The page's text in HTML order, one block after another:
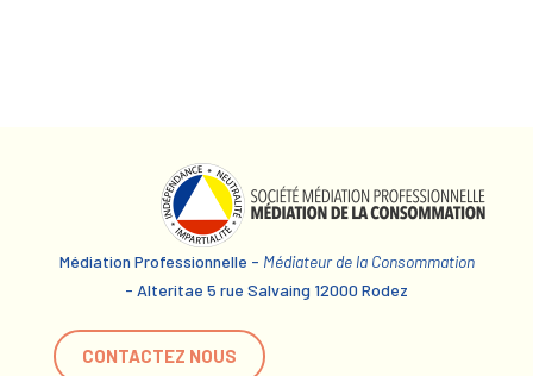
Médiation Professionnelle - Médiateur de la Consommation
- Alteritae 5 rue Salvaing 12000 Rodez
CONTACTEZ NOUS